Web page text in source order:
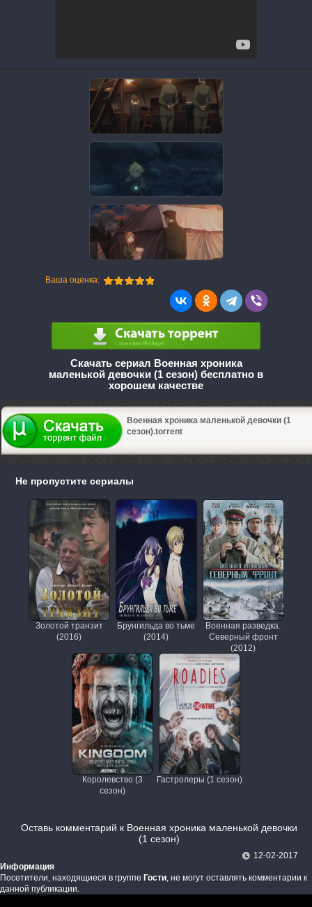
Ваша оценка:
Скачать сериал Военная хроника
маленькой девочки (1 сезон) бесплатно в
хорошем качестве
Военная хроника маленькой девочки (1
сезон).torrent
Не пропустите сериалы
Золотой транзит
(2016)
Брунгильда во тьме
(2014)
Военная разведка.
Северный фронт
(2012)
Королевство (3
сезон)
Гастролеры (1 сезон)
Оставь комментарий к Военная хроника маленькой девочки
(1 сезон)
12-02-2017
Информация
Посетители, находящиеся в группе Гости , не могут оставлять комментарии к
данной публикации.